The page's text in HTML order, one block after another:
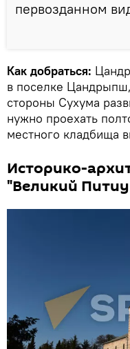
первозданном
Как добраться:
в поселке
стороны Сухума
нужно проехать
местного кладбища
Историко-
"Великий